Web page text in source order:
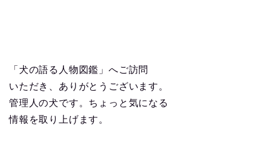
「犬の語る人物図鑑」へご訪問
いただき、ありがとうございます。
管理人の犬です。ちょっと気になる
情報を取り上げます。